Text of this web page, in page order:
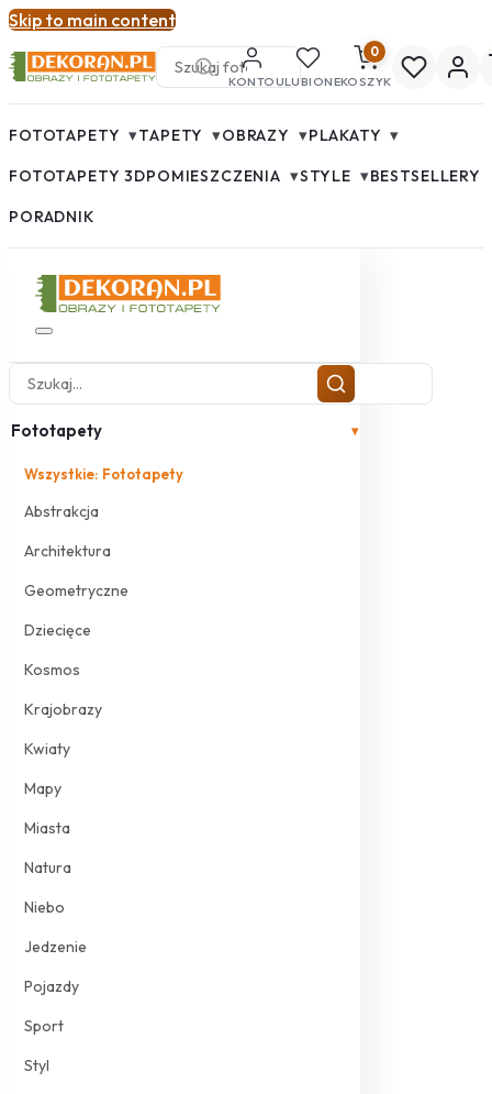
Skip to main content
KONTOULUBIONE
0
KOSZYK
FOTOTAPETY ▾TAPETY ▾OBRAZY ▾PLAKATY ▾
FOTOTAPETY 3DPOMIESZCZENIA ▾STYLE ▾BESTSELLERY
PORADNIK
Fototapety ▾
Wszystkie: Fototapety
Abstrakcja
Architektura
Geometryczne
Dziecięce
Kosmos
Krajobrazy
Kwiaty
Mapy
Miasta
Natura
Niebo
Jedzenie
Pojazdy
Sport
Styl